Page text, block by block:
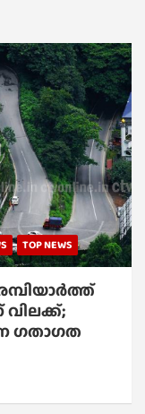
TOP NEWS
വിലക്ക്;
ഗതാഗത